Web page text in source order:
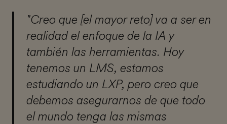
"Creo que [el mayor reto] va a ser en
realidad el enfoque de la IA y
también las herramientas. Hoy
tenemos un LMS, estamos
estudiando un LXP, pero creo que
debemos asegurarnos de que todo
el mundo tenga las mismas